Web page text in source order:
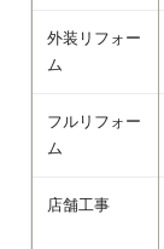
外装リフォー
ム
フルリフォー
ム
店舗工事